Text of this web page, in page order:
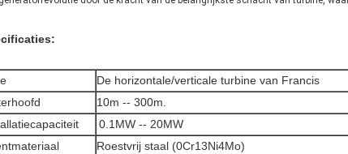
De horizontale/verticale turbine van Francis
10m -- 300m.
0.1MW -- 20MW
Roestvrij staal (0Cr13Ni4Mo)